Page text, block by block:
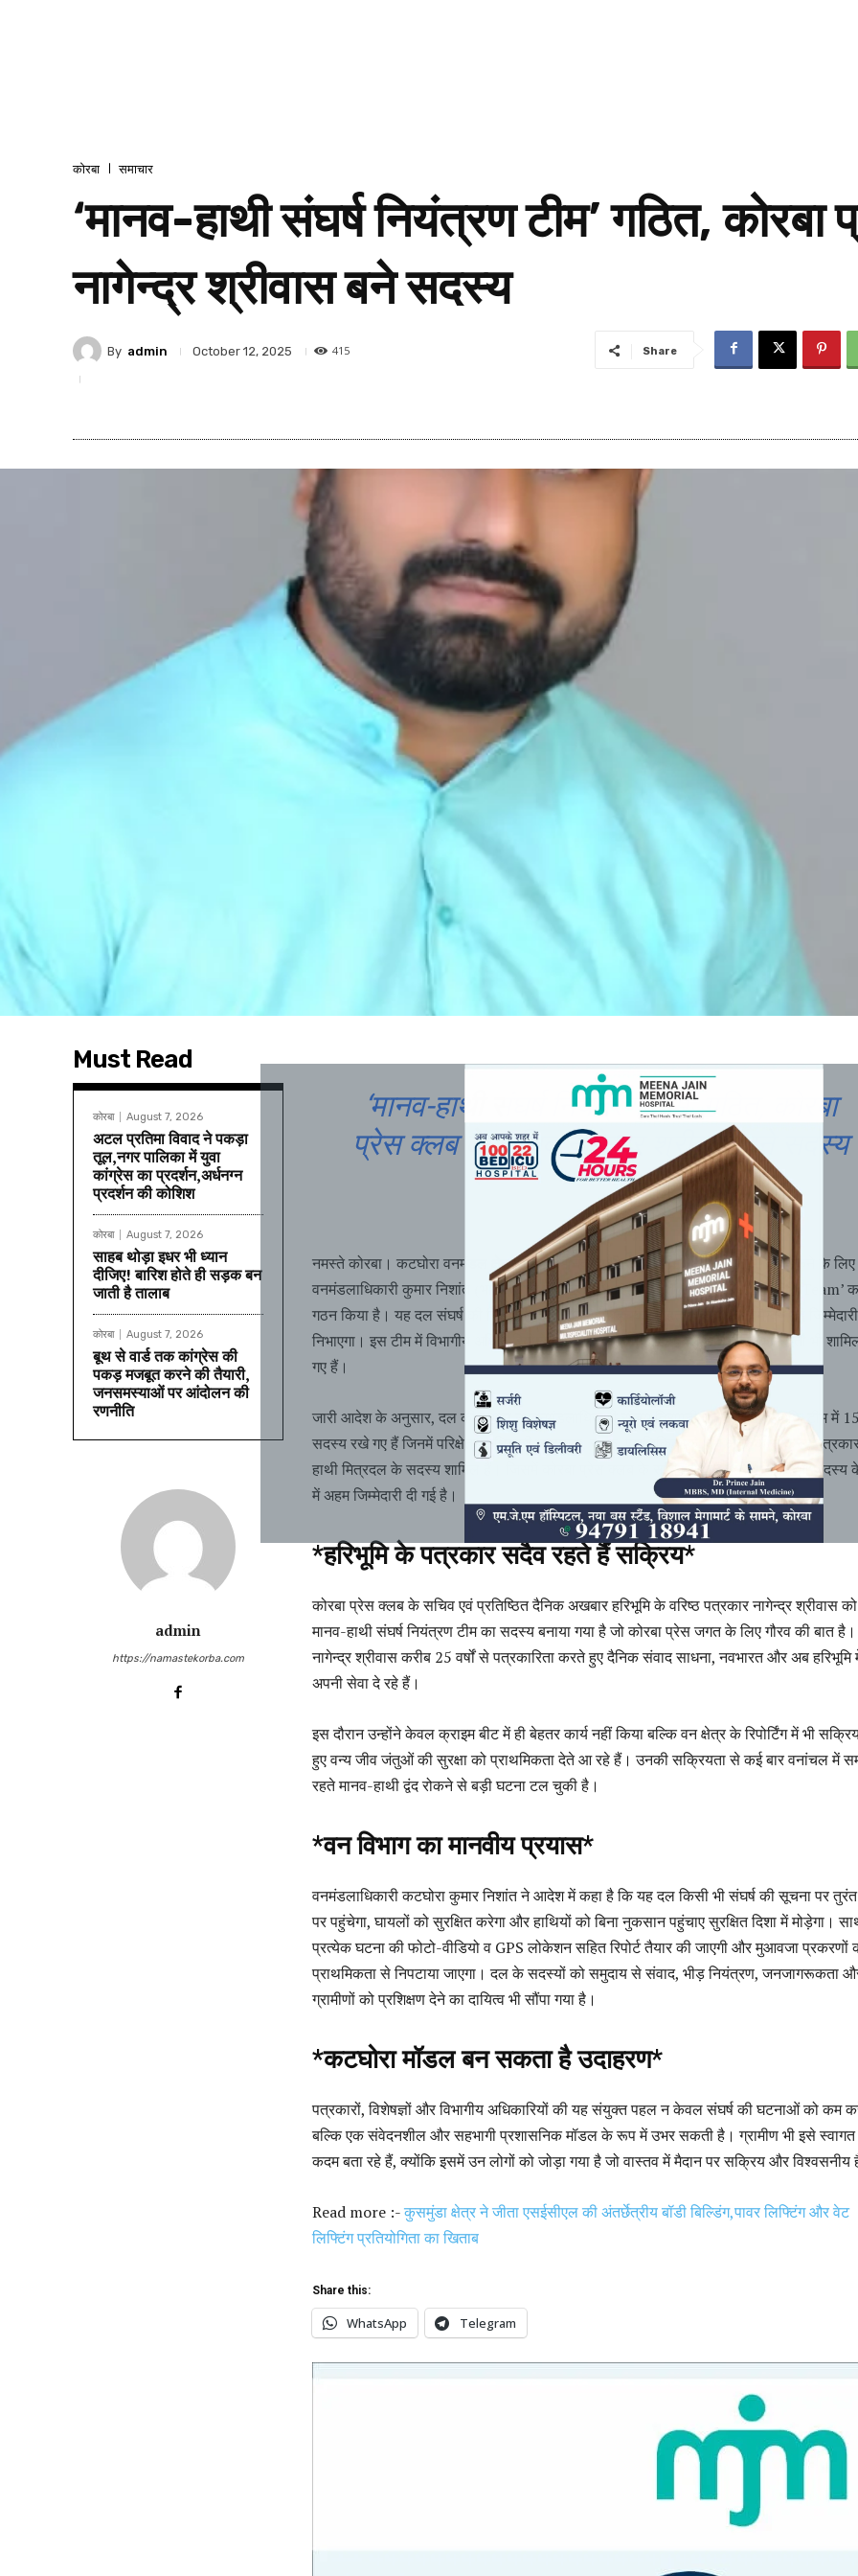
कोरबा समाचार
‘मानव-हाथी संघर्ष नियंत्रण टीम’ गठित,
नागेन्द्र श्रीवास बने सदस्य
By admin October 12, 2025 415 Share
Must Read
कोरबा August 7, 2026
अटल प्रतिमा विवाद ने पकड़ा
तूल,नगर पालिका में युवा
कांग्रेस का प्रदर्शन,अर्धनग्न
प्रदर्शन की कोशिश
कोरबा August 7, 2026
साहब थोड़ा इधर भी ध्यान
दीजिए! बारिश होते ही सड़क बन
जाती है तालाब
कोरबा August 7, 2026
बूथ से वार्ड तक कांग्रेस की
पकड़ मजबूत करने की तैयारी,
जनसमस्याओं पर आंदोलन की
रणनीति
admin
https://namastekorba.com
‘मानव-हाथी संघर्ष नियंत्रण टीम’ गठित, कोरबा
प्रेस क्लब के सचिव नागेन्द्र श्रीवास बने सदस्य
नमस्ते कोरबा। कटघोरा वनमंडल क्षेत्र में बढ़ते मानव-हाथी संघर्ष (HEC) की घटनाओं को रोकने के लिए
वनमंडलाधिकारी कुमार निशांत (भा.व.से.) ने एक विशेष ‘Spearhead (Rapid Response) Team’
गठन किया है। यह दल संघर्ष की स्थिति में तुरंत मौके पर पहुंचकर राहत, बचाव और समन्वय की जिम्मेदारी
निभाएगा। इस टीम में विभागीय अधिकारियों के साथ पत्रकार, विशेषज्ञ और सामाजिक कार्यकर्ता भी
गए हैं।
जारी आदेश के अनुसार, दल की कमान उपवनमंडलाधिकारी संजय त्रिपाठी को दी गई है, जबकि टीम में
सदस्य रखे गए हैं जिनमें परिक्षेत्र अधिकारी, सहायक, रक्षक, पशुचिकित्सक, वन क्षेत्र के सक्रिय
हाथी मित्रदल के सदस्य शामिल हैं। जिसमें कोरबा प्रेस क्लब के सचिव नागेन्द्र श्रीवास को भी
में अहम जिम्मेदारी दी गई है।
*हरिभूमि के पत्रकार सदैव रहते हैं सक्रिय*
कोरबा प्रेस क्लब के सचिव एवं प्रतिष्ठित दैनिक अखबार हरिभूमि के वरिष्ठ पत्रकार नागेन्द्र श्रीवास को
मानव-हाथी संघर्ष नियंत्रण टीम का सदस्य बनाया गया है जो कोरबा प्रेस जगत के लिए गौरव की बात है।
नागेन्द्र श्रीवास करीब 25 वर्षों से पत्रकारिता करते हुए दैनिक संवाद साधना, नवभारत और अब हरिभूमि
अपनी सेवा दे रहे हैं।
इस दौरान उन्होंने केवल क्राइम बीट में ही बेहतर कार्य नहीं किया बल्कि वन क्षेत्र के रिपोर्टिंग में भी
हुए वन्य जीव जंतुओं की सुरक्षा को प्राथमिकता देते आ रहे हैं। उनकी सक्रियता से कई बार वनांचल में
रहते मानव-हाथी द्वंद रोकने से बड़ी घटना टल चुकी है।
*वन विभाग का मानवीय प्रयास*
वनमंडलाधिकारी कटघोरा कुमार निशांत ने आदेश में कहा है कि यह दल किसी भी संघर्ष की सूचना पर
पर पहुंचेगा, घायलों को सुरक्षित करेगा और हाथियों को बिना नुकसान पहुंचाए सुरक्षित दिशा में मोड़ेगा।
प्रत्येक घटना की फोटो-वीडियो व GPS लोकेशन सहित रिपोर्ट तैयार की जाएगी और मुआवजा प्रकरणों
प्राथमिकता से निपटाया जाएगा। दल के सदस्यों को समुदाय से संवाद, भीड़ नियंत्रण, जनजागरूकता
ग्रामीणों को प्रशिक्षण देने का दायित्व भी सौंपा गया है।
*कटघोरा मॉडल बन सकता है उदाहरण*
पत्रकारों, विशेषज्ञों और विभागीय अधिकारियों की यह संयुक्त पहल न केवल संघर्ष की घटनाओं को कम
बल्कि एक संवेदनशील और सहभागी प्रशासनिक मॉडल के रूप में उभर सकती है। ग्रामीण भी इसे स्वागत
कदम बता रहे हैं, क्योंकि इसमें उन लोगों को जोड़ा गया है जो वास्तव में मैदान पर सक्रिय और विश्वसनीय
Read more :-कुसमुंडा क्षेत्र ने जीता एसईसीएल की अंतर्छेत्रीय बॉडी बिल्डिंग,पावर लिफ्टिंग और वेट
लिफ्टिंग प्रतियोगिता का खिताब
Share this:
WhatsApp Telegram